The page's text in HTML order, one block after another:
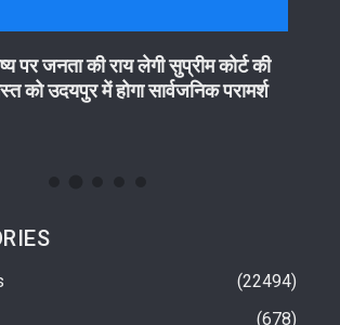
पर जनता की राय लेगी सुप्रीम कोर्ट की
को उदयपुर में होगा सार्वजनिक परामर्श
22494
678